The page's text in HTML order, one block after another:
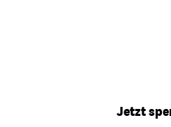
Jetzt